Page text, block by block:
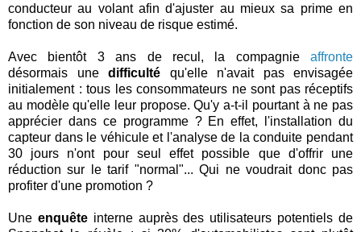
conducteur au volant afin d'ajuster au mieux sa prime en
fonction de son niveau de risque estimé.
Avec bientôt 3 ans de recul, la compagnie affronte
désormais une difficulté qu'elle n'avait pas envisagée
initialement : tous les consommateurs ne sont pas réceptifs
au modèle qu'elle leur propose. Qu'y a-t-il pourtant à ne pas
apprécier dans ce programme ? En effet, l'installation du
capteur dans le véhicule et l'analyse de la conduite pendant
30 jours n'ont pour seul effet possible que d'offrir une
réduction sur le tarif "normal"... Qui ne voudrait donc pas
profiter d'une promotion ?
Une enquêteinterne auprès des utilisateurs potentiels de